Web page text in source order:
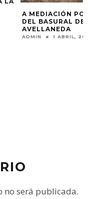
A MEDIACIÓN
DEL BASURAL DE
AVELLANEDA
ADMIN 1 ABRIL,
no será publicada.